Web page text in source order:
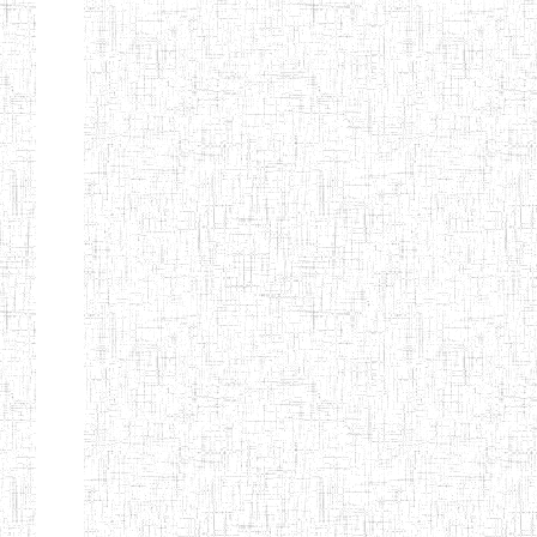
Afficher Page 7 sur 13 Total: 307
Début Préc. 2 3 4 5 6
7
Suivant
Fin
MOKOLO
Etablissements
d'enseignement